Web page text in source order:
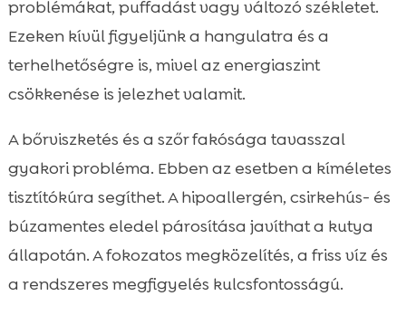
problémákat, puffadást vagy változó székletet.
Ezeken kívül figyeljünk a hangulatra és a
terhelhetőségre is, mivel az energiaszint
csökkenése is jelezhet valamit.
A bőrviszketés és a szőr fakósága tavasszal
gyakori probléma. Ebben az esetben a kíméletes
tisztítókúra segíthet. A hipoallergén, csirkehús- és
búzamentes eledel párosítása javíthat a kutya
állapotán. A fokozatos megközelítés, a friss víz és
a rendszeres megfigyelés kulcsfontosságú.